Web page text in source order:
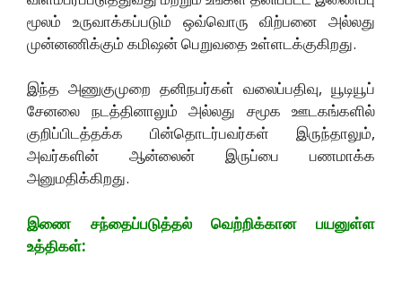
மூலம் உருவாக்கப்படும் ஒவ்வொரு விற்பனை அல்லது
முன்னணிக்கும் கமிஷன் பெறுவதை உள்ளடக்குகிறது.
இந்த அணுகுமுறை தனிநபர்கள் வலைப்பதிவு, யூடியூப்
சேனலை நடத்தினாலும் அல்லது சமூக ஊடகங்களில்
குறிப்பிடத்தக்க பின்தொடர்பவர்கள் இருந்தாலும்,
அவர்களின் ஆன்லைன் இருப்பை பணமாக்க
அனுமதிக்கிறது.
இணை சந்தைப்படுத்தல் வெற்றிக்கான பயனுள்ள
உத்திகள்: